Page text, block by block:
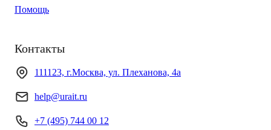
Помощь
Контакты
111123, г.Москва, ул. Плеханова, 4а
help@urait.ru
+7 (495) 744 00 12